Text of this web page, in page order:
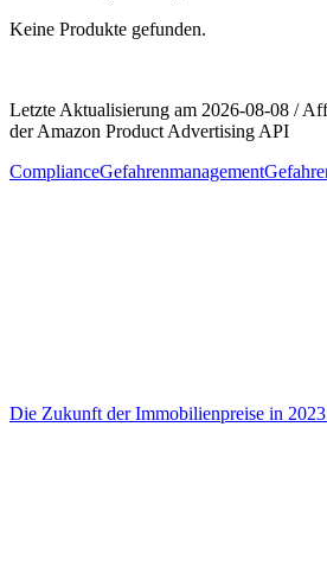
Keine Produkte gefunden.
Letzte Aktualisierung am 2026-08-08 /
der Amazon Product Advertising API
ComplianceGefahrenmanagement
Die Zukunft der Immobilienpreise in